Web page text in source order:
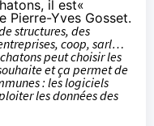
il est«
Pierre-Yves Gosset.
structures, des
coop, sarl…
peut choisir les
et ça permet de
: les logiciels
les données des